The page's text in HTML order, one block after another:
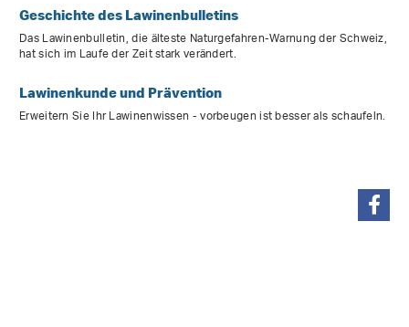
Geschichte des Lawinenbulletins
Das Lawinenbulletin, die älteste Naturgefahren-Warnung der Schweiz,
hat sich im Laufe der Zeit stark verändert.
Lawinenkunde und Prävention
Erweitern Sie Ihr Lawinenwissen - vorbeugen ist besser als schaufeln.